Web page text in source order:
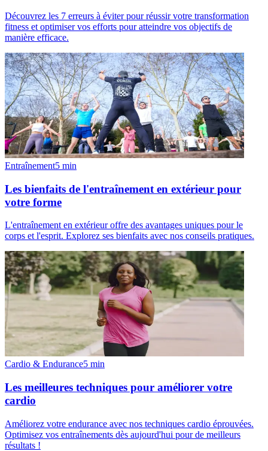
Découvrez les 7 erreurs à éviter pour réussir votre transformation
fitness et optimiser vos efforts pour atteindre vos objectifs de
manière efficace.
Entraînement5 min
Les bienfaits de l'entraînement en extérieur pour
votre forme
L'entraînement en extérieur offre des avantages uniques pour le
corps et l'esprit. Explorez ses bienfaits avec nos conseils pratiques.
Cardio & Endurance5 min
Les meilleures techniques pour améliorer votre
cardio
Améliorez votre endurance avec nos techniques cardio éprouvées.
Optimisez vos entraînements dès aujourd'hui pour de meilleurs
résultats !